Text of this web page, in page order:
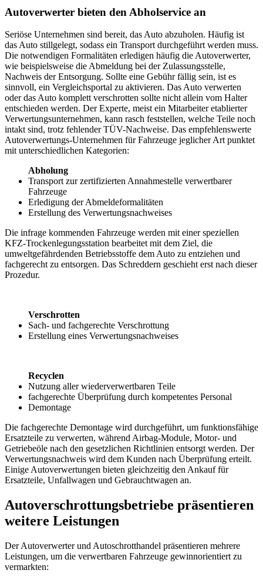
Autoverwerter bieten den Abholservice an
Seriöse Unternehmen sind bereit, das Auto abzuholen. Häufig ist
das Auto stillgelegt, sodass ein Transport durchgeführt werden muss.
Die notwendigen Formalitäten erledigen häufig die Autoverwerter,
wie beispielsweise die Abmeldung bei der Zulassungsstelle,
Nachweis der Entsorgung. Sollte eine Gebühr fällig sein, ist es
sinnvoll, ein Vergleichsportal zu aktivieren. Das Auto verwerten
oder das Auto komplett verschrotten sollte nicht allein vom Halter
entschieden werden. Der Experte, meist ein Mitarbeiter etablierter
Verwertungsunternehmen, kann rasch feststellen, welche Teile noch
intakt sind, trotz fehlender TÜV-Nachweise. Das empfehlenswerte
Autoverwertungs-Unternehmen für Fahrzeuge jeglicher Art punktet
mit unterschiedlichen Kategorien:
Abholung
Transport zur zertifizierten Annahmestelle verwertbarer
Fahrzeuge
Erledigung der Abmeldeformalitäten
Erstellung des Verwertungsnachweises
Die infrage kommenden Fahrzeuge werden mit einer speziellen
KFZ-Trockenlegungsstation bearbeitet mit dem Ziel, die
umweltgefährdenden Betriebsstoffe dem Auto zu entziehen und
fachgerecht zu entsorgen. Das Schreddern geschieht erst nach dieser
Prozedur.
Verschrotten
Sach- und fachgerechte Verschrottung
Erstellung eines Verwertungsnachweises
Recyclen
Nutzung aller wiederverwertbaren Teile
fachgerechte Überprüfung durch kompetentes Personal
Demontage
Die fachgerechte Demontage wird durchgeführt, um funktionsfähige
Ersatzteile zu verwerten, während Airbag-Module, Motor- und
Getriebeöle nach den gesetzlichen Richtlinien entsorgt werden. Der
Verwertungsnachweis wird dem Kunden nach Überprüfung erteilt.
Einige Autoverwertungen bieten gleichzeitig den Ankauf für
Ersatzteile, Unfallwagen und Gebrauchtwagen an.
Autoverschrottungsbetriebe präsentieren
weitere Leistungen
Der Autoverwerter und Autoschrotthandel präsentieren mehrere
Leistungen, um die verwertbaren Fahrzeuge gewinnorientiert zu
vermarkten: